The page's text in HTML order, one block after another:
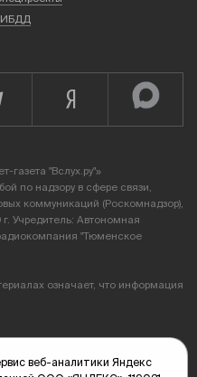
газета "Вслух.ру"»
по надзору в сфере связи,
коммуникаций (Роскомнадзор),
Учредитель: Автономная
"Тюменское
означает, что информация
28А
веб-аналитики Яндекс